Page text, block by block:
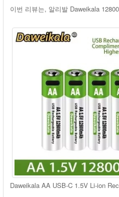
이번 리뷰는, 알리발 Daweikala
Daweikala AA USB-C 1.5V Li-ion